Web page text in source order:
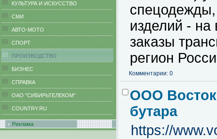
КУЛЬТУРА И ИСКУССТВО
СМИ
АВТО-МОТО
СПОРТ
ПРОИЗВОДСТВО
БИЗНЕС
CПРАВКА
ОАО "СИБИРЬТЕЛЕКОМ"
COUNTRY.RU
Реклама
спецодежды,
изделий -
заказы
регион
Комментарии: 0
ООО Восток
бутара
https://